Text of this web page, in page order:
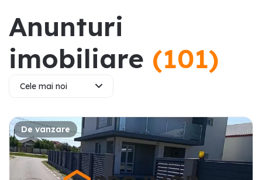
Anunturi
imobiliare (101)
Cele mai noi
De vanzare